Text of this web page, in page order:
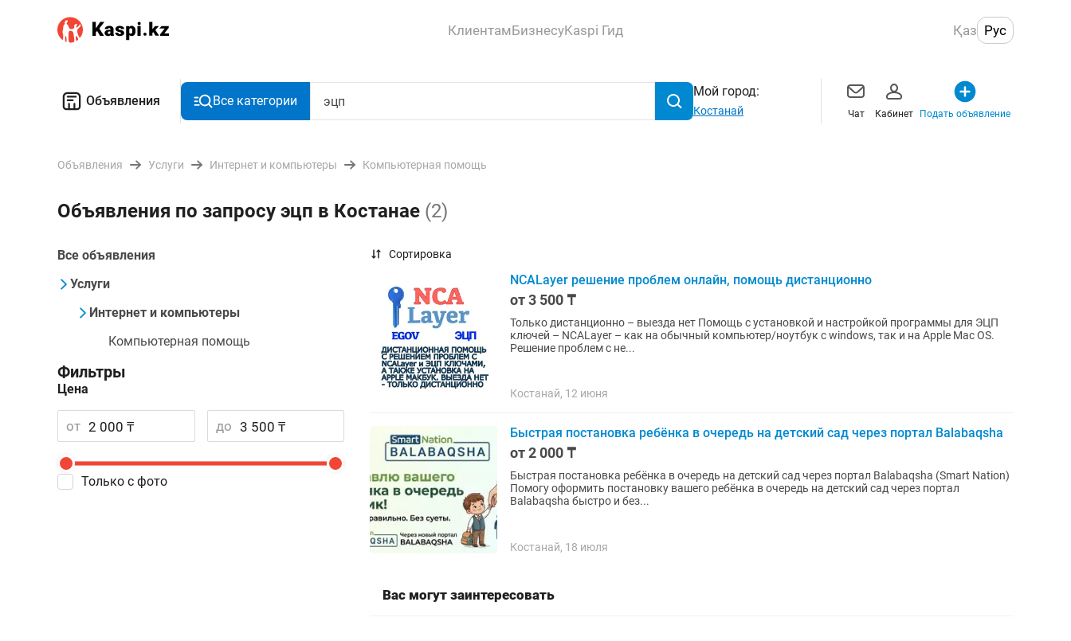
КлиентамБизнесуKaspi Гид Қаз Рус
Объявления Все категории
Мой город:
Костанай Чат Кабинет Подать объявление
Объявления Услуги Интернет и компьютеры Компьютерная помощь
Объявления по запросу эцп в Костанае (2)
Все объявления
Услуги
Интернет и компьютеры
Компьютерная помощь
Фильтры
Цена
от до
Только с фото
Сортировка
NCALayer решение проблем онлайн, помощь дистанционно
от 3 500 ₸
Только дистанционно – выезда нет Помощь с установкой и настройкой программы для ЭЦП
ключей – NCALayer – как на обычный компьютер/ноутбук с windows, так и на Apple Mac OS.
Решение проблем с не...
Костанай, 12 июня
Быстрая постановка ребёнка в очередь на детский сад через портал Balabaqsha
от 2 000 ₸
Быстрая постановка ребёнка в очередь на детский сад через портал Balabaqsha (Smart Nation)
Помогу оформить постановку вашего ребёнка в очередь на детский сад через портал
Balabaqsha быстро и без...
Костанай, 18 июля
Вас могут заинтересовать